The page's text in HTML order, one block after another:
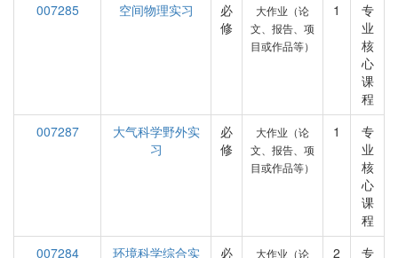
007285 空间物理实习
必
修
大作业（论
文、报告、项
目或作品等）
1
专
业
核
心
课
程
007287
大气科学野外实
习
必
修
大作业（论
文、报告、项
目或作品等）
1
专
业
核
心
课
程
007284
环境科学综合实
必
大作业（论
2
专